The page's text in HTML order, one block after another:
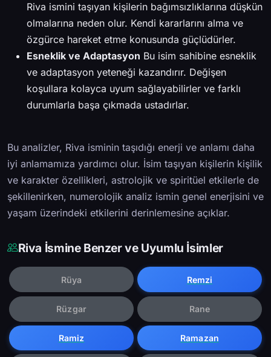
Riva ismini taşıyan kişilerin bağımsızlıklarına düşkün
olmalarına neden olur. Kendi kararlarını alma ve
özgürce hareket etme konusunda güçlüdürler.
Esneklik ve Adaptasyon Bu isim sahibine esneklik
ve adaptasyon yeteneği kazandırır. Değişen
koşullara kolayca uyum sağlayabilirler ve farklı
durumlarla başa çıkmada ustadırlar.
Bu analizler, Riva isminin taşıdığı enerji ve anlamı daha
iyi anlamamıza yardımcı olur. İsim taşıyan kişilerin kişilik
ve karakter özellikleri, astrolojik ve spiritüel etkilerle de
şekillenirken, numerolojik analiz ismin genel enerjisini ve
yaşam üzerindeki etkilerini derinlemesine açıklar.
Riva İsmine Benzer ve Uyumlu İsimler
Rüya Remzi
Rüzgar Rane
Ramiz Ramazan